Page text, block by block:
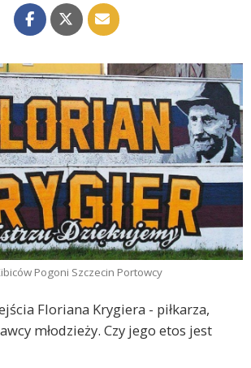
Pogoni Szczecin Portowcy
Floriana Krygiera - piłkarza,
młodzieży. Czy jego etos jest